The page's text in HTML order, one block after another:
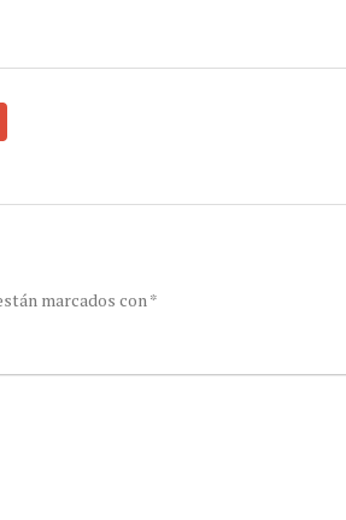
marcados con*